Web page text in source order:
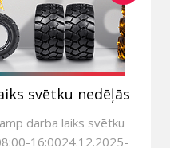
svētku nedēļās
darba laiks svētku
16:0024.12.2025-